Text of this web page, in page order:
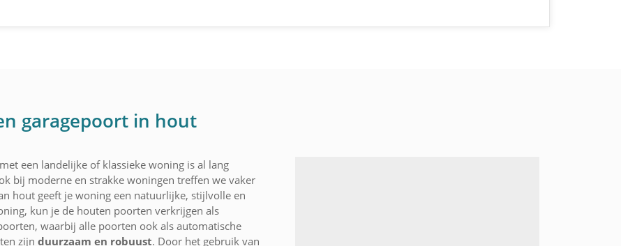
garagepoort in hout
een landelijke of klassieke woning is al lang
bij moderne en strakke woningen treffen we vaker
hout geeft je woning een natuurlijke, stijlvolle en
kun je de houten poorten verkrijgen als
waarbij alle poorten ook als automatische
zijn duurzaam en robuust. Door het gebruik van